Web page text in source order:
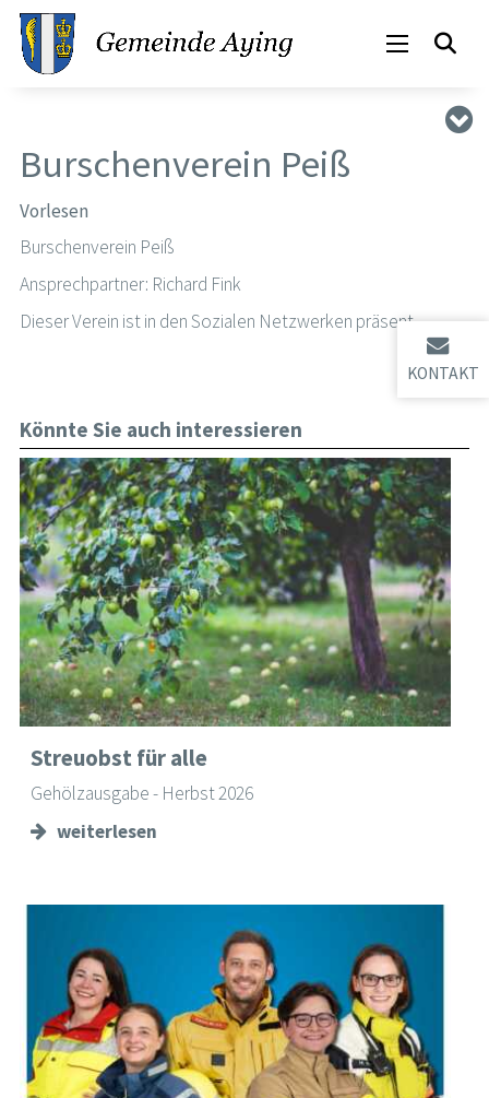
KONTAKT
Burschenverein Peiß
Vorlesen
Burschenverein Peiß
Ansprechpartner: Richard Fink
Dieser Verein ist in den Sozialen Netzwerken präsent
Könnte Sie auch interessieren
Streuobst für alle
Gehölzausgabe - Herbst 2026
weiterlesen